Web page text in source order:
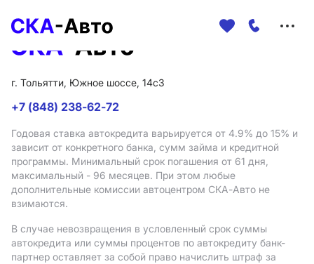
г. Тольятти, Южное шоссе, 14с3
+7 (848) 238-62-72
Годовая ставка автокредита варьируется от 4.9% до 15% и
зависит от конкретного банка, сумм займа и кредитной
программы. Минимальный срок погашения от 61 дня,
максимальный - 96 месяцев. При этом любые
дополнительные комиссии автоцентром СКА-Авто не
взимаются.
В случае невозвращения в условленный срок суммы
автокредита или суммы процентов по автокредиту банк-
партнер оставляет за собой право начислить штраф за